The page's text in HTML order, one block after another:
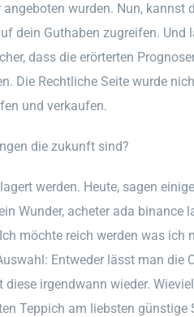
wurden. Nun, kannst
dein Guthaben zugreifen. Und
dass die erörterten
Die Rechtliche Seite wurde
und verkaufen.
die zukunft sind?
werden. Heute, sagen
Wunder, acheter ada binance
möchte reich werden was ich
Entweder lässt man die
irgendwann wieder.
Teppich am liebsten günstige